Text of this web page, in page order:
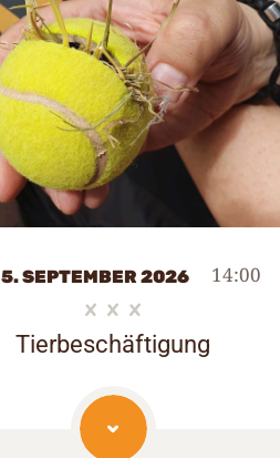
5. SEPTEMBER 2026 14:00
Tierbeschäftigung